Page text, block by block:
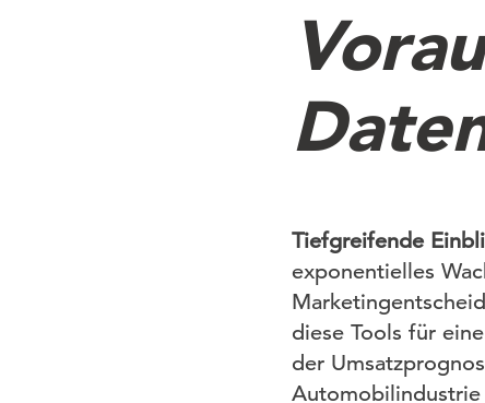
Tiefgreifende
exponentielles
diese Tools für
der
Automobilindustrie